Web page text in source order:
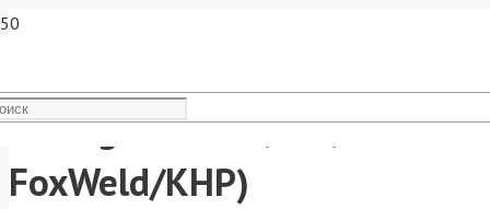
Varteg Канал 1,0-1,2мм
FoxWeld/КНР)